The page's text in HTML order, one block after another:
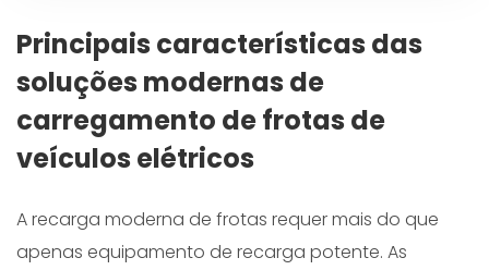
Principais características das
soluções modernas de
carregamento de frotas de
veículos elétricos
A recarga moderna de frotas requer mais do que
apenas equipamento de recarga potente. As